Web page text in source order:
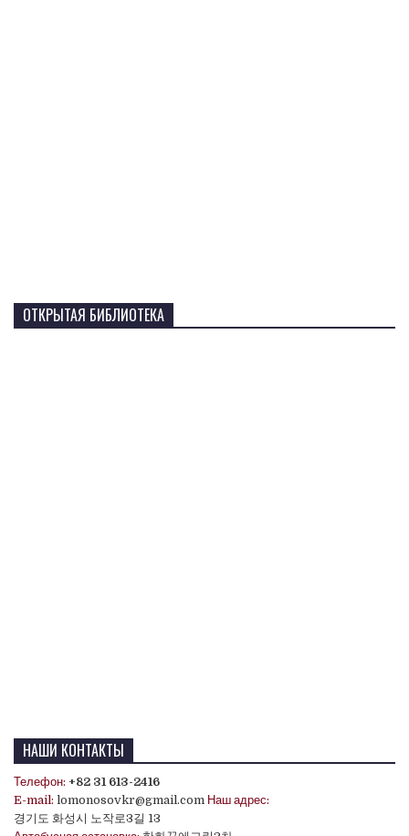
ОТКРЫТАЯ БИБЛИОТЕКА
НАШИ КОНТАКТЫ
Телефон: +82 31 613-2416
E-mail: lomonosovkr@gmail.com Наш адрес:
경기도 화성시 노작로3길 13